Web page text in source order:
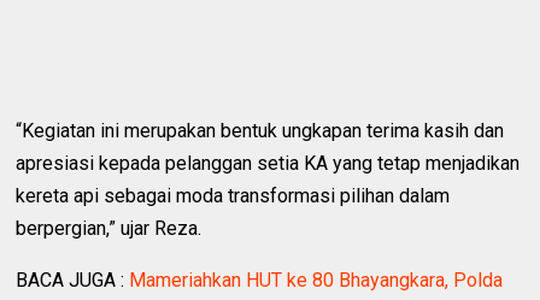
“Kegiatan ini merupakan bentuk ungkapan terima kasih dan
apresiasi kepada pelanggan setia KA yang tetap menjadikan
kereta api sebagai moda transformasi pilihan dalam
berpergian,” ujar Reza.
BACA JUGA : Mameriahkan HUT ke 80 Bhayangkara, Polda